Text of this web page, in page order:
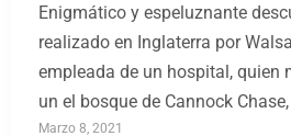
Enigmático y espeluznante
realizado en Inglaterra por
empleada de un hospital, quien
un el bosque de Cannock
Marzo 8, 2021